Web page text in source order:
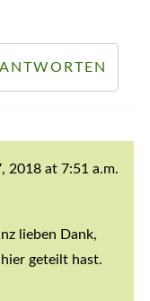
ANTWORTEN
2018 at 7:51 a.m.
lieben Dank,
geteilt hast.